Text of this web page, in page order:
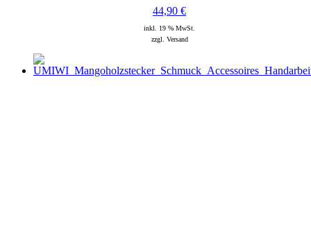
44,90 €
inkl. 19 % MwSt.
zzgl. Versand